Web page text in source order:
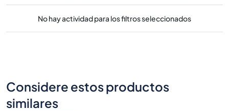
No hay actividad para los filtros seleccionados
Considere estos productos
similares